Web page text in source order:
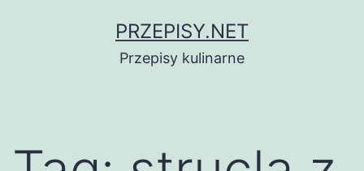
PRZEPISY.NET
Przepisy kulinarne